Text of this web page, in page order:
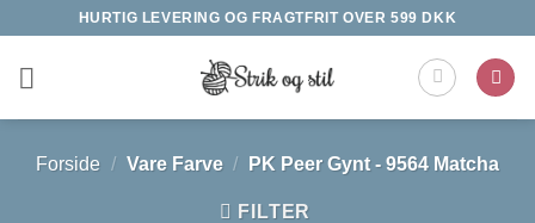
indhold
HURTIG LEVERING OG FRAGTFRIT OVER 599 DKK
Forside / Vare Farve / PK Peer Gynt - 9564 Matcha
FILTER